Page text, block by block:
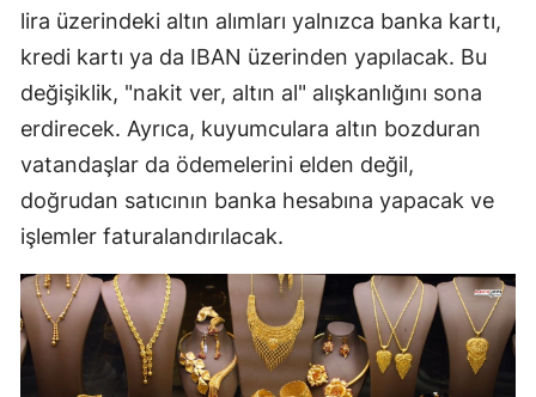
lira üzerindeki altın alımları yalnızca banka kartı,
kredi kartı ya da IBAN üzerinden yapılacak. Bu
değişiklik, "nakit ver, altın al" alışkanlığını sona
erdirecek. Ayrıca, kuyumculara altın bozduran
vatandaşlar da ödemelerini elden değil,
doğrudan satıcının banka hesabına yapacak ve
işlemler faturalandırılacak.